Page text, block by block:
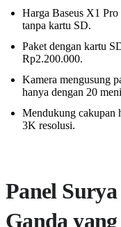
Harga Baseus X1
tanpa kartu SD.
Paket dengan kartu
Rp2.200.000.
Kamera mengusung
hanya dengan 20
Mendukung cakupan
3K resolusi.
Panel
Ganda